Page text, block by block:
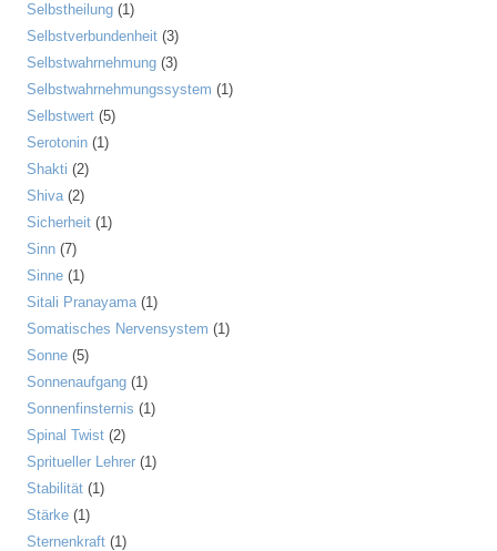
Selbstheilung (1)
Selbstverbundenheit (3)
Selbstwahrnehmung (3)
Selbstwahrnehmungssystem (1)
Selbstwert (5)
Serotonin (1)
Shakti (2)
Shiva(2)
Sicherheit (1)
Sinn (7)
Sinne (1)
Sitali Pranayama(1)
Somatisches Nervensystem (1)
Sonne (5)
Sonnenaufgang (1)
Sonnenfinsternis (1)
Spinal Twist (2)
Spritueller Lehrer (1)
Stabilität (1)
Stärke (1)
Sternenkraft (1)